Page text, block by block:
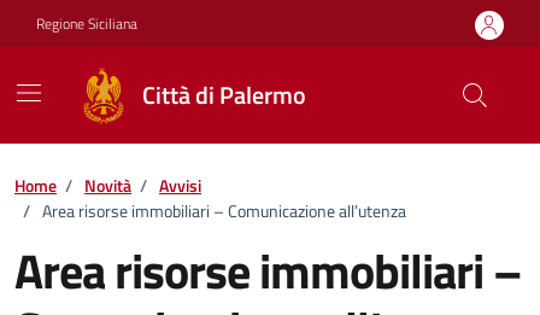
Vai ai contenuti
Vai al footer
Regione Siciliana
Città di Palermo
Home / Novità / Avvisi
/ Area risorse immobiliari – Comunicazione all’utenza
Area risorse immobiliari –